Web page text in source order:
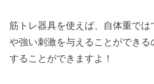
筋トレ器具を使えば、自体重で
や強い刺激を与えることができる
することができますよ！